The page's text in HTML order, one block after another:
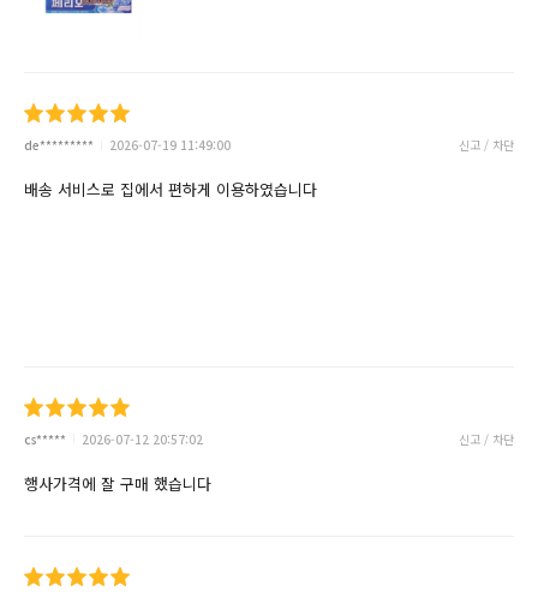
de********* 2026-07-19 11:49:00 신고 / 차단
배송 서비스로 집에서 편하게 이용하였습니다
cs***** 2026-07-12 20:57:02 신고 / 차단
행사가격에 잘 구매 했습니다